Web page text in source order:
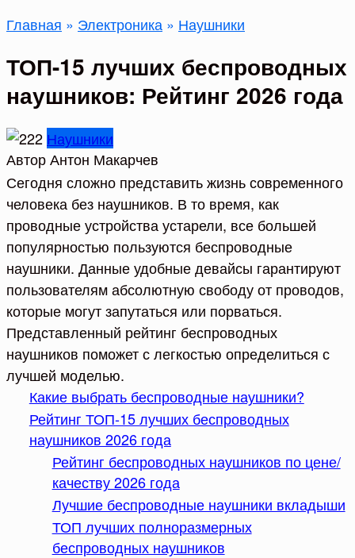
Главная » Электроника » Наушники
ТОП-15 лучших беспроводных
наушников: Рейтинг 2026 года
Наушники
АвторАнтон Макарчев
Сегодня сложно представить жизнь современного
человека без наушников. В то время, как
проводные устройства устарели, все большей
популярностью пользуются беспроводные
наушники. Данные удобные девайсы гарантируют
пользователям абсолютную свободу от проводов,
которые могут запутаться или порваться.
Представленный рейтинг беспроводных
наушников поможет с легкостью определиться с
лучшей моделью.
Какие выбрать беспроводные наушники?
Рейтинг ТОП-15 лучших беспроводных
наушников 2026 года
Рейтинг беспроводных наушников по цене/
качеству 2026 года
Лучшие беспроводные наушники вкладыши
ТОП лучших полноразмерных
беспроводных наушников